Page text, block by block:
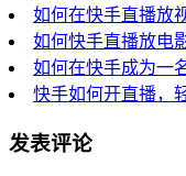
如何在快手直播放
如何快手直播放电
如何在快手成为一
快手如何开直播，
发表评论